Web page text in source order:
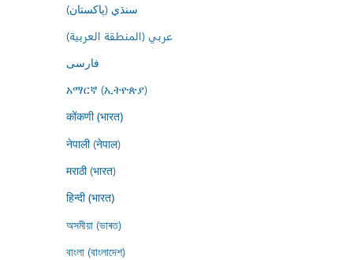
سنڌي (پاکستان)
عربي (المنطقة العربية)
فارسى
አማርኛ (ኢትዮጵያ)
कोंकणी (भारत)
नेपाली (नेपाल)
मराठी (भारत)
हिन्दी (भारत)
অসমীয়া (ভাৰত)
বাংলা (বাংলাদেশ)